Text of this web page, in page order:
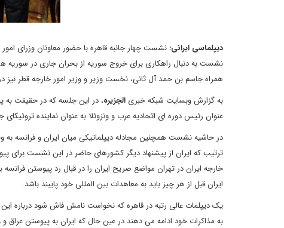
دیپلماسی ایرانی: نشست چهار جانبه قاهره با حضور معاونان وزرای
نشست به دنبال راهکاری برای خروج سوریه از بحران جاری در سوریه
همراه جاسم بن حمد آل ثانی، نخست وزیر و وزیر امور خارجه قطر
به گزارش وبسایت شبکه خبری الجزیره، در این جلسه که در حقیقت به
عنوان رئیس دوره ای اتحادیه عرب و ونزوئلا به عنوان نماینده
در حاشیه نشست همچنین مجادله دیپلماتیکی میان ایران و فرانسه به
ترتیب که ایران از پیشنهاد دیگر کشورهای حاضر در این نشست برای
خارجه ایران در تهران مواضع صریح ایران را در قبال رد پیوستن
ایران قبل از هر چیز باید به معاهدات بین المللی خود پایبند باشد.
یک دیپلمات عالی رتبه در قاهره که نخواست نامش فاش شود درباره
به مذاکرات خود ادامه می دهند در عین حال که ایران به پیوستن